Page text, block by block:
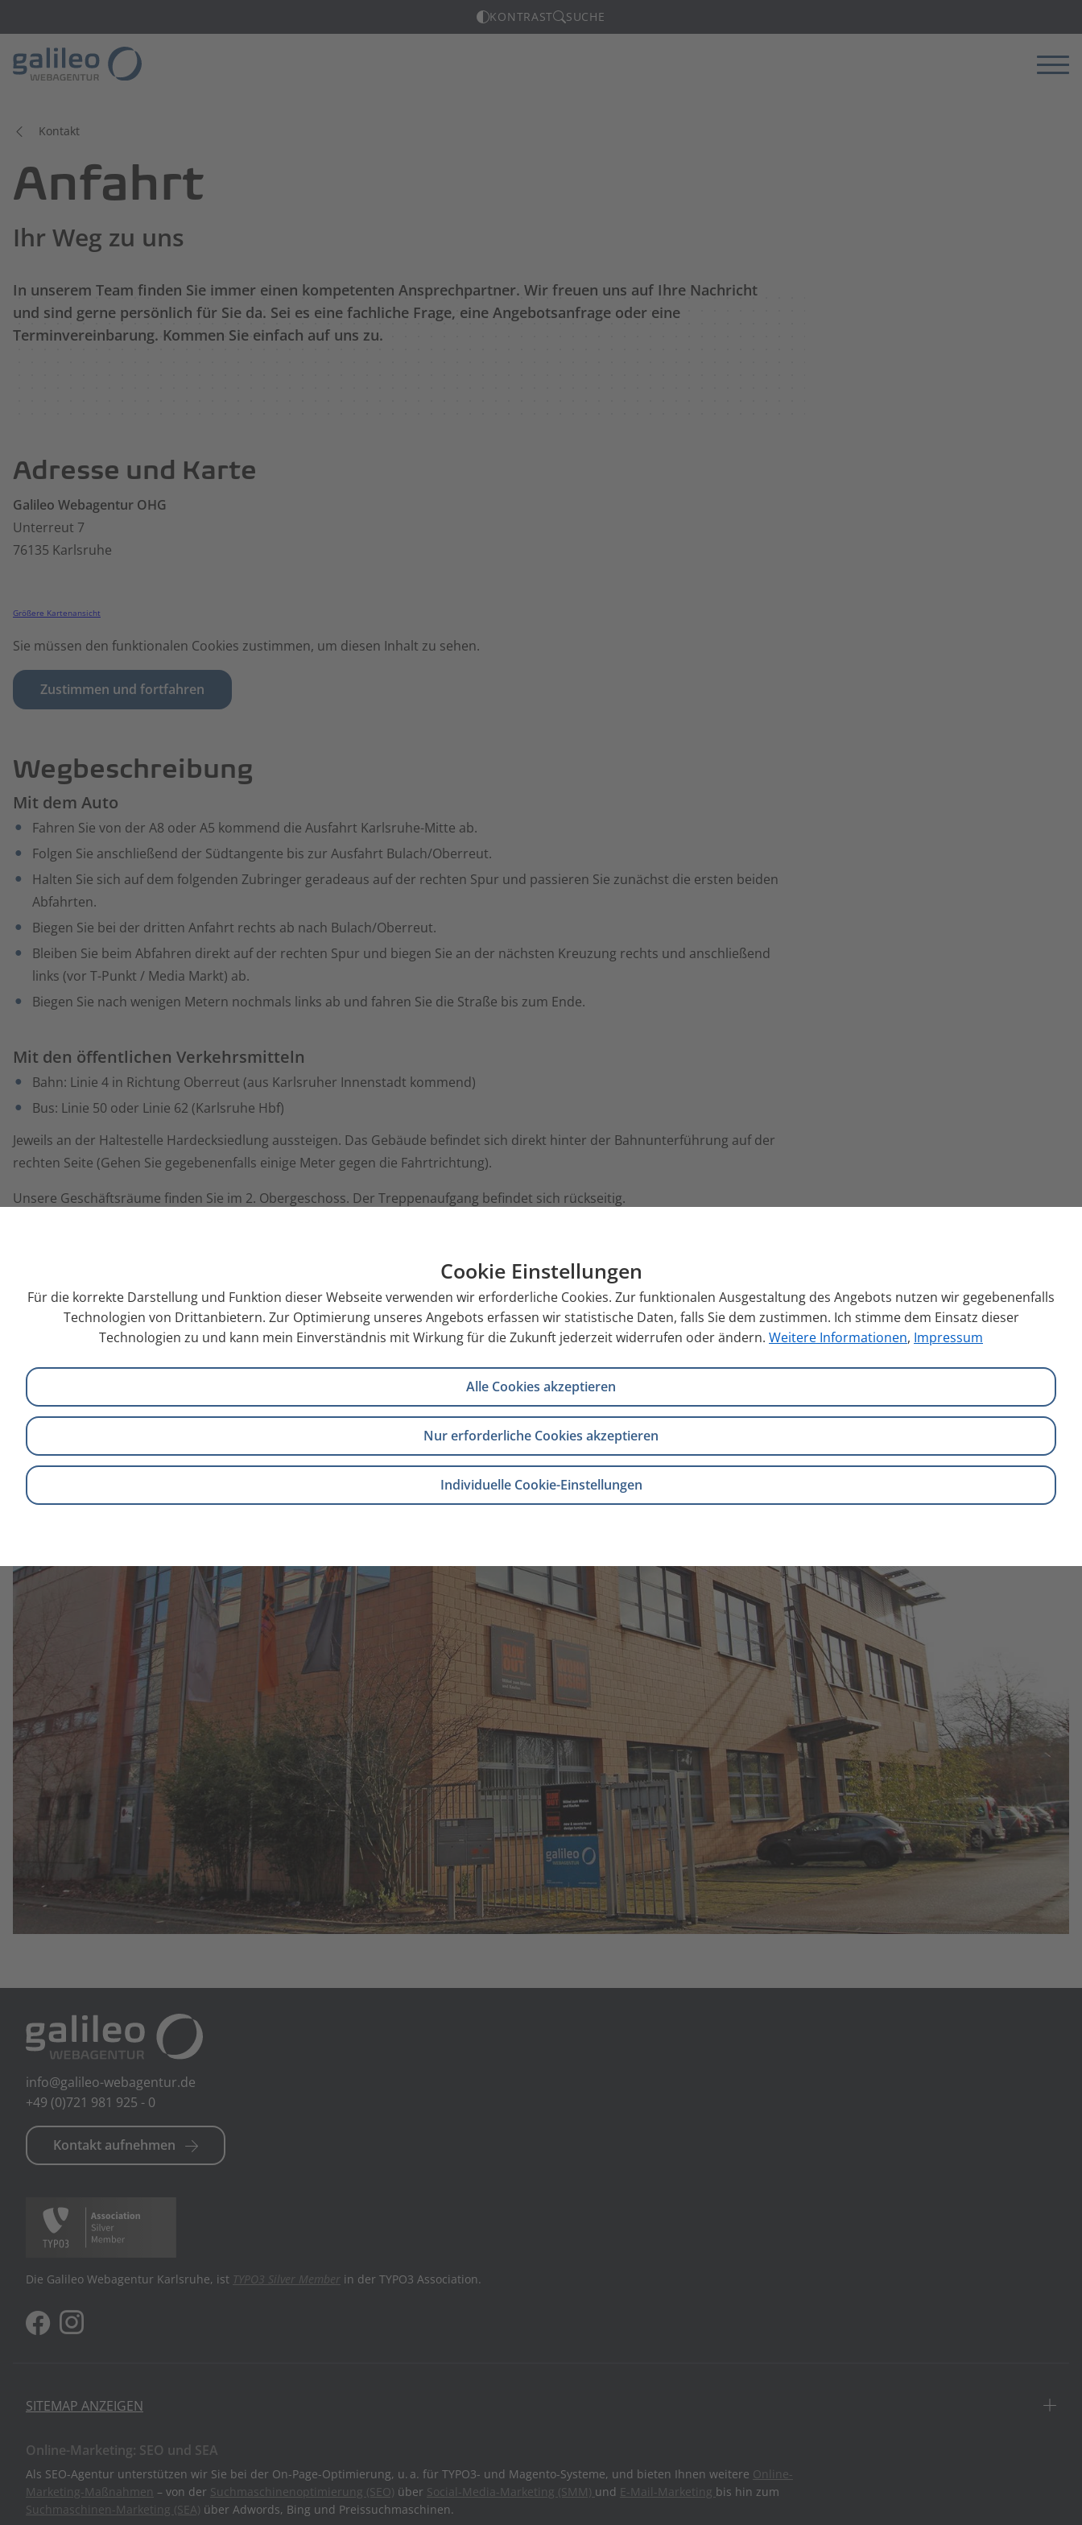
KONTRAST SUCHE
Kontakt
Anfahrt
Ihr Weg zu uns
In unserem Team finden Sie immer einen kompetenten Ansprechpartner. Wir freuen uns auf Ihre Nachricht
und sind gerne persönlich für Sie da. Sei es eine fachliche Frage, eine Angebotsanfrage oder eine
Terminvereinbarung. Kommen Sie einfach auf uns zu.
Adresse und Karte
Galileo Webagentur OHG
Unterreut 7
76135 Karlsruhe
Größere Kartenansicht
Sie müssen den funktionalen Cookies zustimmen, um diesen Inhalt zu sehen.
Zustimmen und fortfahren
Wegbeschreibung
Mit dem Auto
Fahren Sie von der A8 oder A5 kommend die Ausfahrt Karlsruhe-Mitte ab.
Folgen Sie anschließend der Südtangente bis zur Ausfahrt Bulach/Oberreut.
Halten Sie sich auf dem folgenden Zubringer geradeaus auf der rechten Spur und passieren Sie zunächst die ersten beiden
Abfahrten.
Biegen Sie bei der dritten Anfahrt rechts ab nach Bulach/Oberreut.
Bleiben Sie beim Abfahren direkt auf der rechten Spur und biegen Sie an der nächsten Kreuzung rechts und anschließend
links (vor T-Punkt / Media Markt) ab.
Biegen Sie nach wenigen Metern nochmals links ab und fahren Sie die Straße bis zum Ende.
Mit den öffentlichen Verkehrsmitteln
Bahn: Linie 4 in Richtung Oberreut (aus Karlsruher Innenstadt kommend)
Bus: Linie 50 oder Linie 62 (Karlsruhe Hbf)
Jeweils an der Haltestelle Hardecksiedlung aussteigen. Das Gebäude befindet sich direkt hinter der Bahnunterführung auf der
rechten Seite (Gehen Sie gegebenenfalls einige Meter gegen die Fahrtrichtung).
Unsere Geschäftsräume finden Sie im 2. Obergeschoss. Der Treppenaufgang befindet sich rückseitig.
info@galileo-webagentur.de
+49 (0)721 981 925 - 0
Kontakt aufnehmen
Die Galileo Webagentur Karlsruhe, ist TYPO3 Silver Member in der TYPO3 Association.
SITEMAP ANZEIGEN
Online-Marketing: SEO und SEA
Als SEO-Agentur unterstützen wir Sie bei der On-Page-Optimierung, u. a. für TYPO3- und Magento-Systeme, und bieten Ihnen weitere Online-
Marketing-Maßnahmen – von der Suchmaschinenoptimierung (SEO) über Social-Media-Marketing (SMM) und E-Mail-Marketing bis hin zum
Suchmaschinen-Marketing (SEA) über Adwords, Bing und Preissuchmaschinen.
Cookie Einstellungen
Für die korrekte Darstellung und Funktion dieser Webseite verwenden wir erforderliche Cookies. Zur funktionalen Ausgestaltung des Angebots nutzen wir gegebenenfalls
Technologien von Drittanbietern. Zur Optimierung unseres Angebots erfassen wir statistische Daten, falls Sie dem zustimmen. Ich stimme dem Einsatz dieser
Technologien zu und kann mein Einverständnis mit Wirkung für die Zukunft jederzeit widerrufen oder ändern. Weitere Informationen, Impressum
Alle Cookies akzeptieren
Nur erforderliche Cookies akzeptieren
Individuelle Cookie-Einstellungen